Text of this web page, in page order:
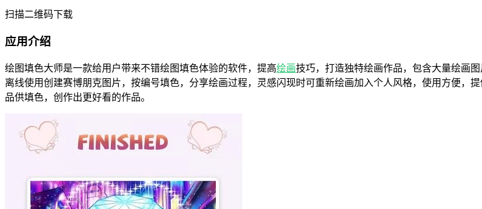
扫描二维码下载
应用介绍
绘图填色大师是一款给用户带来不错绘图填色体验的软件，提高绘画技巧，打造独特绘画作品，包含大量绘画
离线使用创建赛博朋克图片，按编号填色，分享绘画过程，灵感闪现时可重新绘画加入个人风格，使用方便，
品供填色，创作出更好看的作品。